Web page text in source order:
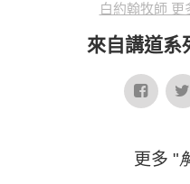
白約翰牧師 更
來自講道系
更多 "